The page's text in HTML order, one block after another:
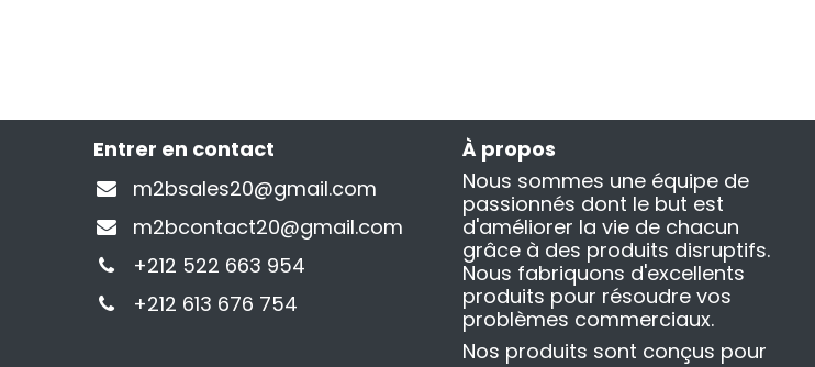
Entrer en contact
m2bsales20@gmail.com
m2bcontact20@gmail.com
+212 522 663 954
+212 613 676 754
À propos
Nous sommes une équipe de
passionnés dont le but est
d'améliorer la vie de chacun
grâce à des produits disruptifs.
Nous fabriquons d'excellents
produits pour résoudre vos
problèmes commerciaux.
Nos produits sont conçus pour